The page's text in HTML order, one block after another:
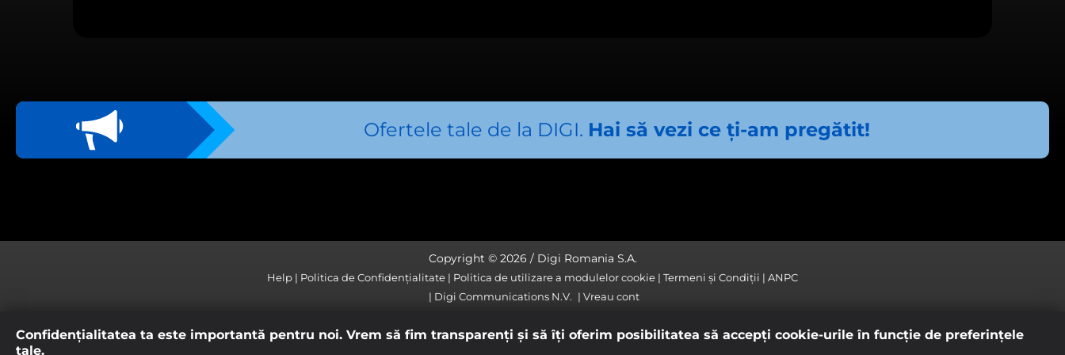
Ofertele tale de la DIGI. Hai să vezi ce ți-am pregătit!
Copyright © 2026 / Digi Romania S.A.
Help Politica de Confidențialitate Politica de utilizare a modulelor cookie Termeni și Condiții
ANPC
Digi Communications N.V.
Vreau cont
Confidenţialitatea ta este importantă pentru noi. Vrem să fim transparenţi și să îţi oferim posibilitatea să accepţi cookie-urile în funcţie de preferinţele
tale.
TRIMITE